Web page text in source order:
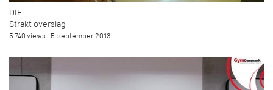
DIF
Strakt overslag
5.740 views 5. september 2013